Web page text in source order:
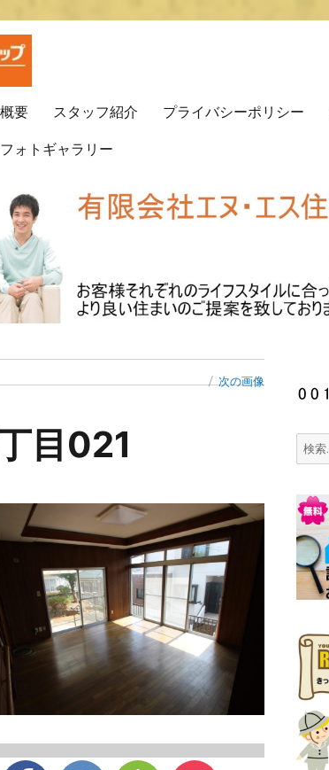
ヌ・エス住宅で！！
要 スタッフ紹介 プライバシーポリシー
フォトギャラリー
次の画像
目021